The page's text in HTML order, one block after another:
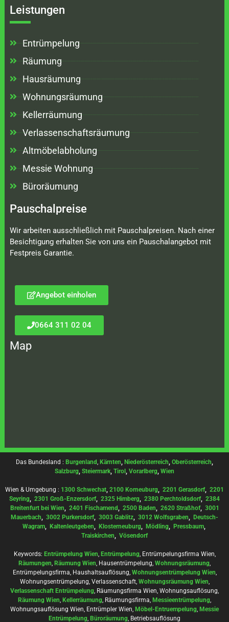
Leistungen
Entrümpelung
Räumung
Hausräumung
Wohnungsräumung
Kellerräumung
Verlassenschaftsräumung
Altmöbelabholung
Messie Wohnung
Büroräumung
Pauschalpreise
Wir arbeiten ausschließlich mit Pauschalpreisen. Nach einer
Besichtigung erhalten Sie von uns ein Pauschalangebot mit
Festpreis Garantie.
Angebot einholen
0664 311 02 04
Map
Das Bundesland : Burgenland, Kärnten, Niederösterreich, Oberösterreich,
Salzburg, Steiermark, Tirol , Vorarlberg, Wien
Wien & Umgebung : 1300 Schwechat, 2100 Korneuburg, 2201 Gerasdorf, 2201
Seyring, 2301 Groß-Enzersdorf, 2325 Himberg, 2380 Perchtoldsdorf, 2384
Breitenfurt bei Wien, 2401 Fischamend, 2500 Baden, 2620 Straßhof, 3001
Mauerbach, 3002 Purkersdorf, 3003 Gablitz, 3012 Wolfsgraben, Deutsch-
Wagram, Kaltenleutgeben, Klosterneuburg, Mödling, Pressbaum,
Traiskirchen, Vösendorf
Keywords: Entrümpelung Wien, Entrümpelung, Entrümpelungsfirma Wien,
Räumungen, Räumung Wien, Hausentrümpelung, Wohnungsräumung,
Entrümpelungsfirma, Haushaltsauflösung, Wohnungsentrümpelung Wien,
Wohnungsentrümpelung, Verlassenschaft, Wohnungsräumung Wien,
Verlassenschaft Entrümpelung, Räumungsfirma Wien, Wohnungsauflösung,
Räumung Wien, Kellerräumung, Räumungsfirma, Messieentrümpelung,
Wohnungsauflösung Wien, Entrümpler Wien, Möbel-Entruempelung, Messie
Entrümpelung, Büroräumung, Betriebsauflösung